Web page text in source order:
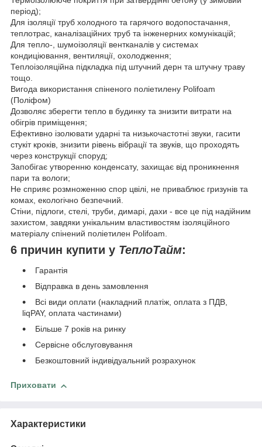
період);
Для ізоляції труб холодного та гарячого водопостачання,
теплотрас, каналізаційних труб та інженерних комунікацій;
Для тепло-, шумоізоляції вентканалів у системах
кондиціювання, вентиляції, охолодження;
Теплоізоляційна підкладка під штучний дерн та штучну траву
тощо.
Вигода використання спіненого поліетилену Polifoam
(Поліфом)
Дозволяє зберегти тепло в будинку та знизити витрати на
обігрів приміщення;
Ефективно ізолювати ударні та низькочастотні звуки, гасити
стукіт кроків, знизити рівень вібрації та звуків, що проходять
через конструкції споруд;
Запобігає утворенню конденсату, захищає від проникнення
пари та вологи;
Не сприяє розмноженню спор цвілі, не приваблює гризунів та
комах, екологічно безпечний.
Стіни, підлоги, стелі, труби, димарі, дахи - все це під надійним
захистом, завдяки унікальним властивостям ізоляційного
матеріалу спінений поліетилен Polifoam.
6 причин купити у ТеплоТайм:
Гарантія
Відправка в день замовлення
Всі види оплати (накладний платіж, оплата з ПДВ,
liqPAY, оплата частинами)
Більше 7 років на ринку
Сервісне обслуговування
Безкоштовний індивідуальний розрахунок
Приховати
Характеристики